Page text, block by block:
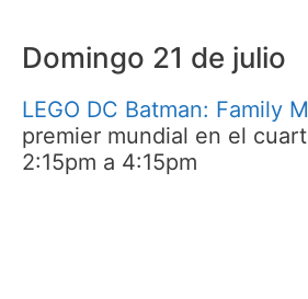
Domingo 21 de julio
LEGO DC Batman: Family
premier mundial en el
2:15pm a 4:15pm